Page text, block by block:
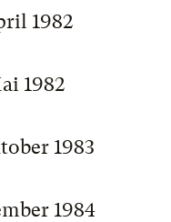
1982
1982
1983
1984